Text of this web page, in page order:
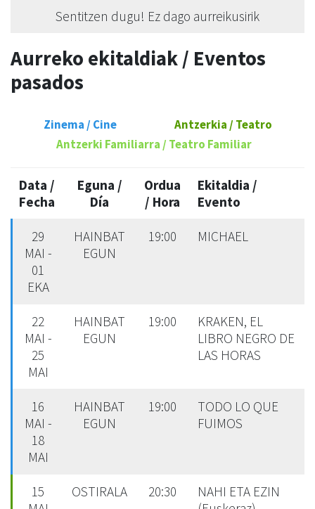
Sentitzen dugu! Ez dago aurreikusirik
Aurreko ekitaldiak / Eventos
pasados
Zinema / Cine
Antzerkia / Teatro
Antzerki Familiarra / Teatro Familiar
Data /
Fecha
Eguna /
Día
Ordua
/ Hora
Ekitaldia /
Evento
29
MAI -
01
EKA
HAINBAT
EGUN
19:00 MICHAEL
22
MAI -
25
MAI
HAINBAT
EGUN
19:00
KRAKEN, EL
LIBRO NEGRO DE
LAS HORAS
16
MAI -
18
MAI
HAINBAT
EGUN
19:00
TODO LO QUE
FUIMOS
15
OSTIRALA 20:30
NAHI ETA EZIN